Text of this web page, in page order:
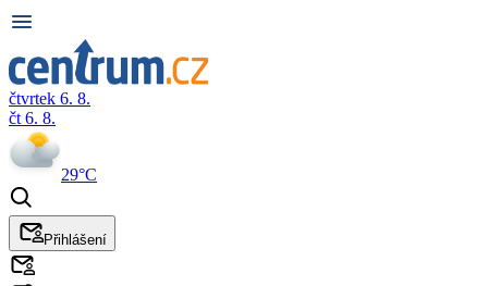
čtvrtek 6. 8.
čt 6. 8.
29°C
Přihlášení